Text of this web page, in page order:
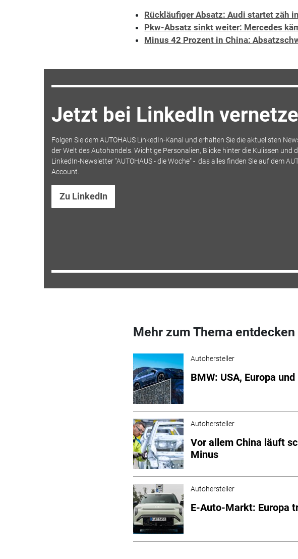
Rückläufiger Absatz: Audi startet zäh
Pkw-Absatz sinkt weiter: Mercedes
Minus 42 Prozent in China:
Jetzt bei LinkedIn
Folgen Sie dem AUTOHAUS LinkedIn-Kanal und erhalten Sie die aktuellsten
der Welt des Autohandels. Wichtige Personalien, Blicke hinter die Kulissen und
LinkedIn-Newsletter "AUTOHAUS - die Woche" - das alles finden Sie auf dem
Account.
Zu LinkedIn
Mehr zum Thema entdecken
Autohersteller
BMW: USA, Europa
Autohersteller
Vor allem China läuft
Minus
Autohersteller
E-Auto-Markt: Europa